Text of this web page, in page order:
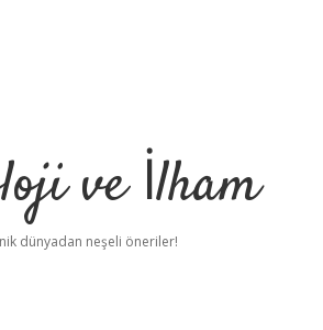
ve İlham
dünyadan neşeli öneriler!